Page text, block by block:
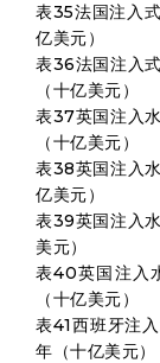
表35法国注入
亿美元）
表36法国注入
（十亿美元）
表37英国注入
（十亿美元）
表38英国注入
亿美元）
表39英国注入
美元）
表40英国注入
（十亿美元）
表41西班牙注
年（十亿美元）